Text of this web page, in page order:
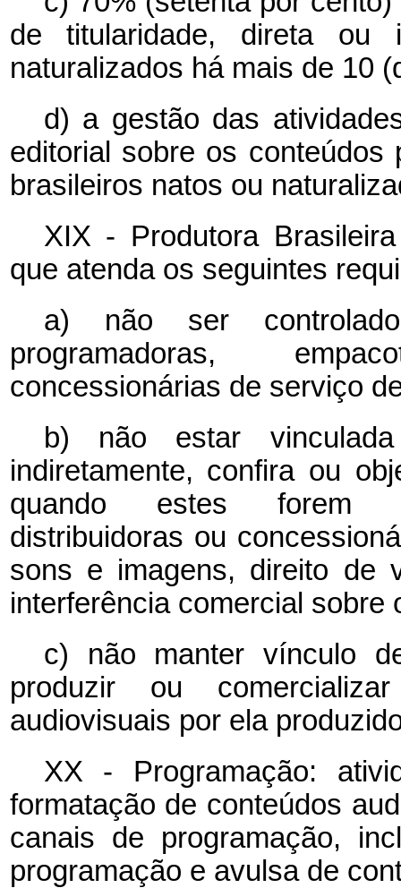
de titularidade, direta ou
naturalizados há mais de 10
d) a gestão das
editorial sobre os
brasileiros natos ou
XIX - Produtora
que atenda os seguintes
a) não ser
programadoras,
concessionárias de serviço
b) não estar
indiretamente, confira ou
quando estes forem
distribuidoras ou
sons e imagens, direito de
interferência comercial sobre
c) não manter vínculo
produzir ou
audiovisuais por ela
XX - Programação:
formatação de conteúdos
canais de programação,
programação e avulsa de